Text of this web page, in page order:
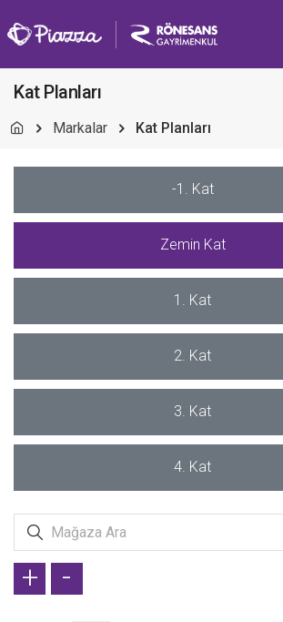
Kat Planları
Markalar Kat Planları
-1. Kat
Zemin Kat
1. Kat
2. Kat
3. Kat
4. Kat
+ -